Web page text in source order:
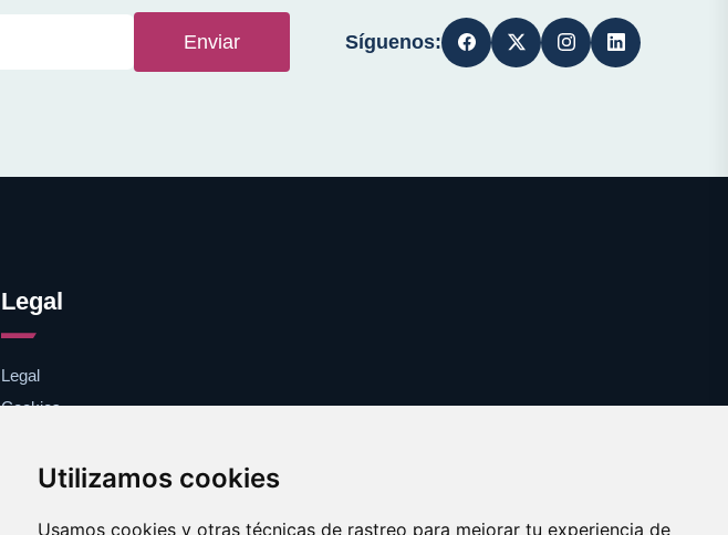
Utilizamos cookies
Usamos cookies y otras técnicas de rastreo para mejorar tu experiencia de
Enviar Síguenos:
Legal
Legal
Cookies